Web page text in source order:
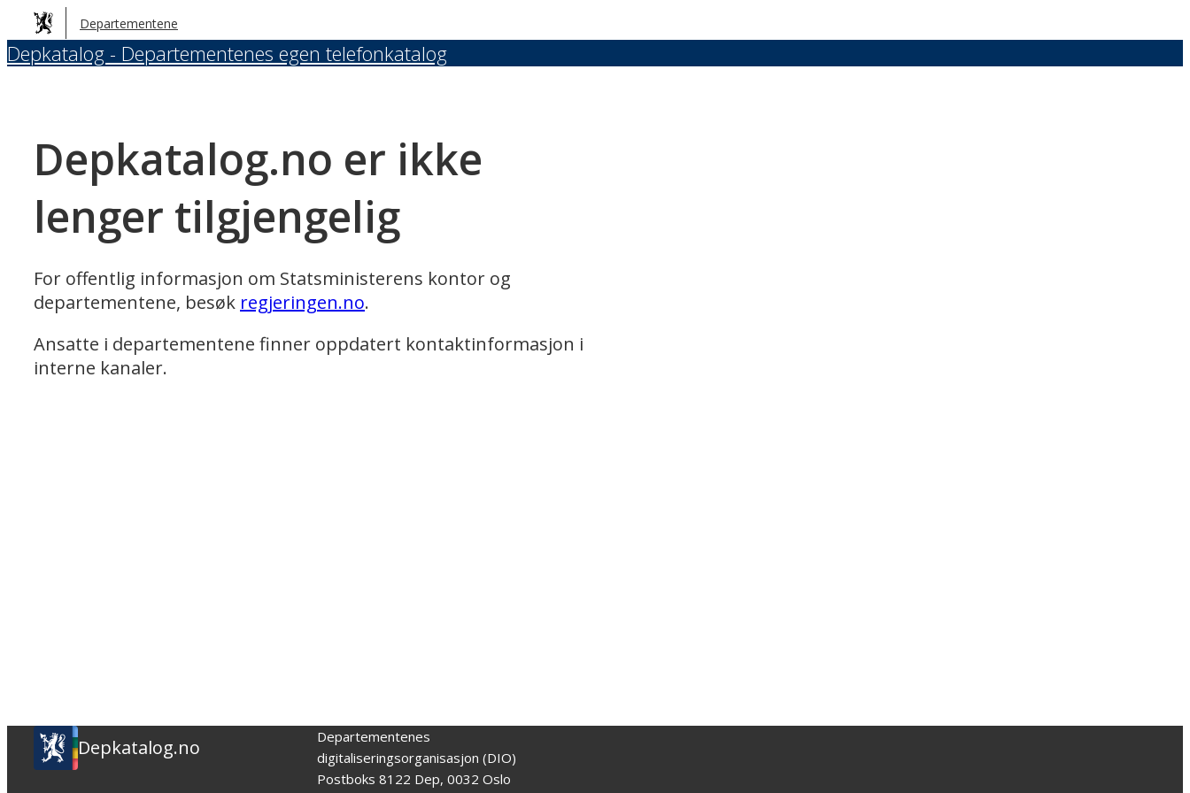
Hopp
til
hovedinnhold
Departementene
Depkatalog - Departementenes egen telefonkatalog
Depkatalog.no er ikke
lenger tilgjengelig
For offentlig informasjon om Statsministerens kontor og
departementene, besøk regjeringen.no.
Ansatte i departementene finner oppdatert kontaktinformasjon i
interne kanaler.
Depkatalog.no
Departementenes
digitaliseringsorganisasjon (DIO)
Postboks 8122 Dep, 0032 Oslo